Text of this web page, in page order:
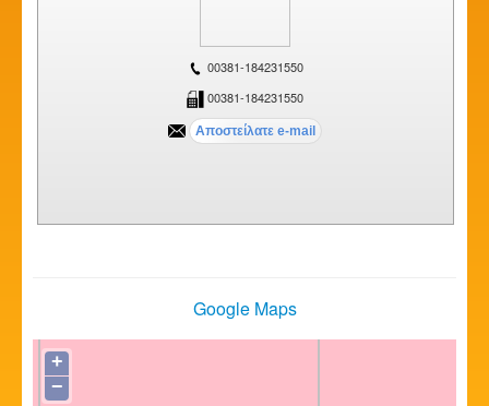
00381-184231550
00381-184231550
Google Maps
+
−